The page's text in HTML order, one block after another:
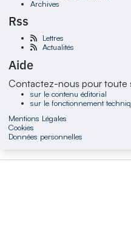
Archives
Rss
Lettres
Actualités
Aide
Contactez-nous pour toute
sur le contenu éditorial
sur le fonctionnement
Mentions Légales
Cookies
Données personnelles